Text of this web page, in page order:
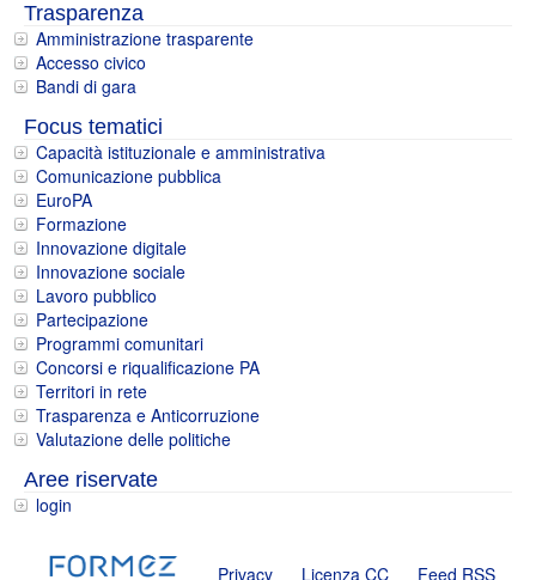
Trasparenza
Amministrazione trasparente
Accesso civico
Bandi di gara
Focus tematici
Capacità istituzionale e amministrativa
Comunicazione pubblica
EuroPA
Formazione
Innovazione digitale
Innovazione sociale
Lavoro pubblico
Partecipazione
Programmi comunitari
Concorsi e riqualificazione PA
Territori in rete
Trasparenza e Anticorruzione
Valutazione delle politiche
Aree riservate
login
Privacy Licenza CC Feed RSS